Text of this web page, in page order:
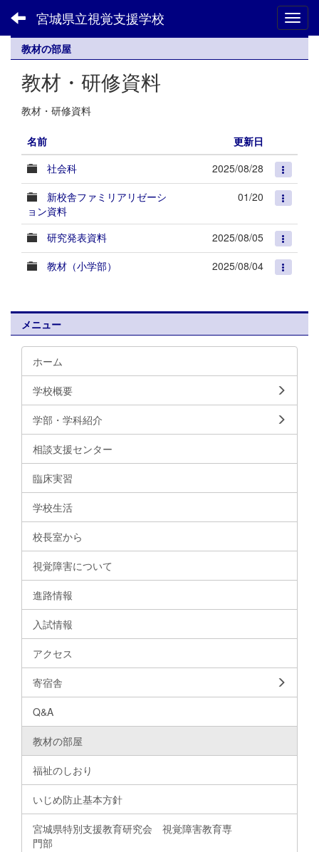
宮城県立視覚支援学校
教材の部屋
教材・研修資料
教材・研修資料
名前
更新日
社会科
2025/08/28
新校舎ファミリアリゼーシ
ョン資料
01/20
研究発表資料
2025/08/05
教材（小学部）
2025/08/04
メニュー
ホーム
学校概要
学部・学科紹介
相談支援センター
臨床実習
学校生活
校長室から
視覚障害について
進路情報
入試情報
アクセス
寄宿舎
Q&A
教材の部屋
福祉のしおり
いじめ防止基本方針
宮城県特別支援教育研究会 視覚障害教育専
門部